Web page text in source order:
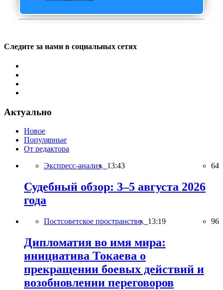
Следите за нами в социальных сетях
Актуально
Новое
Популярные
От редактора
Экспресс-анализ, 13:43 64
Судебный обзор: 3–5 августа 2026
года
Постсоветское пространство, 13:19 96
Дипломатия во имя мира:
инициатива Токаева о
прекращении боевых действий и
возобновлении переговоров